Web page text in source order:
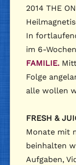
2014 THE
In
im 6-
FAMILIE.
Folge
alle wollen
FRESH &
Monate mit
beinhalten
Aufgaben,